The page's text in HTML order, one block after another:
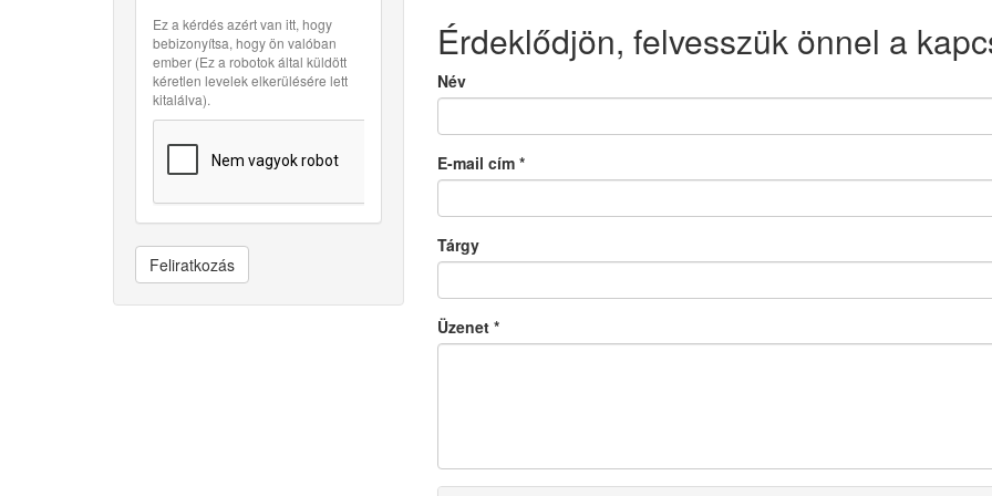
Ez a kérdés azért van itt, hogy
bebizonyítsa, hogy ön valóban
ember (Ez a robotok által küldött
kéretlen levelek elkerülésére lett
kitalálva).
Feliratkozás
Érdeklődjön, felvesszük önnel a
Név
E-mail cím *
Tárgy
Üzenet *